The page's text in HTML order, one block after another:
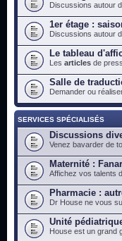
Discussions autour
1er étage :
Discussions autour
Le tableau
Les articles de
Salle de
Demander ou
SERVICES SPÉCIALISÉS
Discussions
Venez bavarder de
Maternité :
Affichez vos talents
Pharmacie :
Dr House ne vous
Unité
House est un grand